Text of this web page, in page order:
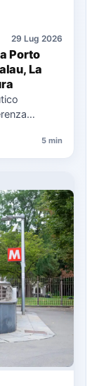
29 Lug 2026
Porto
La
5 min